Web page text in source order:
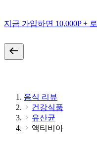
지금 가입하면 10,000P +
음식 리뷰
건강식품
유산균
액티비아